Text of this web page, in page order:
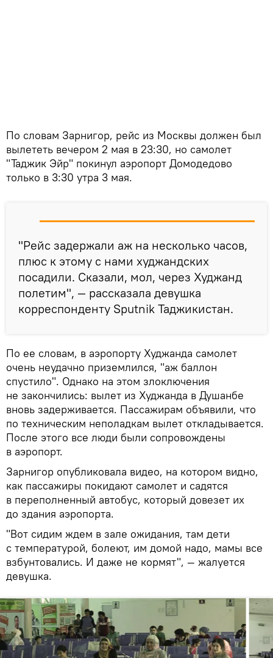
По словам Зарнигор, рейс из Москвы должен был
вылететь вечером 2 мая в 23:30, но самолет
"Таджик Эйр" покинул аэропорт Домодедово
только в 3:30 утра 3 мая.
"Рейс задержали аж на несколько часов,
плюс к этому с нами худжандских
посадили. Сказали, мол, через Худжанд
полетим", — рассказала девушка
корреспонденту Sputnik Таджикистан.
По ее словам, в аэропорту Худжанда самолет
очень неудачно приземлился, "аж баллон
спустило". Однако на этом злоключения
не закончились: вылет из Худжанда в Душанбе
вновь задерживается. Пассажирам объявили, что
по техническим неполадкам вылет откладывается.
После этого все люди были сопровождены
в аэропорт.
Зарнигор опубликовала видео, на котором видно,
как пассажиры покидают самолет и садятся
в переполненный автобус, который довезет их
до здания аэропорта.
"Вот сидим ждем в зале ожидания, там дети
с температурой, болеют, им домой надо, мамы все
взбунтовались. И даже не кормят", — жалуется
девушка.